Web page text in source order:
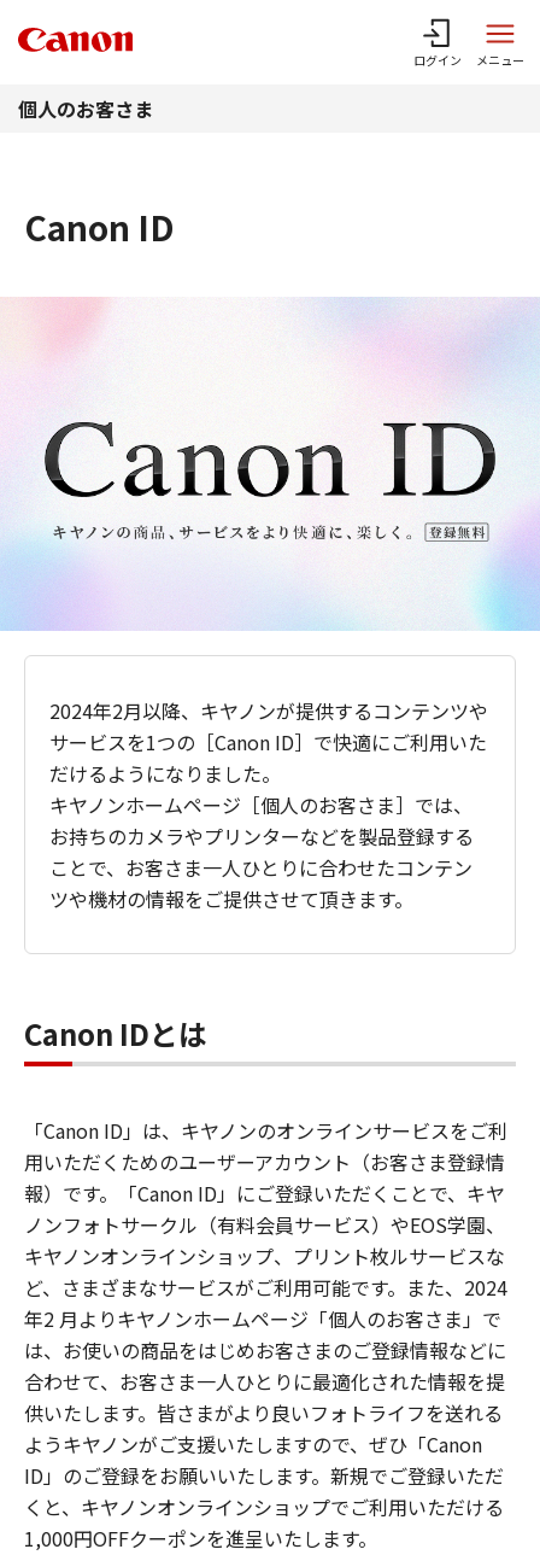
ログイン メニュー
個人のお客さま
Canon ID
2024年2月以降、キヤノンが提供するコンテンツや
サービスを1つの［Canon ID］で快適にご利用いた
だけるようになりました。
キヤノンホームページ［個人のお客さま］では、
お持ちのカメラやプリンターなどを製品登録する
ことで、お客さま一人ひとりに合わせたコンテン
ツや機材の情報をご提供させて頂きます。
Canon IDとは
「Canon ID」は、キヤノンのオンラインサービスをご利
用いただくためのユーザーアカウント（お客さま登録情
報）です。「Canon ID」にご登録いただくことで、キヤ
ノンフォトサークル（有料会員サービス）やEOS学園、
キヤノンオンラインショップ、プリント枚ルサービスな
ど、さまざまなサービスがご利用可能です。また、2024
年2 月よりキヤノンホームページ「個人のお客さま」で
は、お使いの商品をはじめお客さまのご登録情報などに
合わせて、お客さま一人ひとりに最適化された情報を提
供いたします。皆さまがより良いフォトライフを送れる
ようキヤノンがご支援いたしますので、ぜひ「Canon
ID」のご登録をお願いいたします。新規でご登録いただ
くと、キヤノンオンラインショップでご利用いただける
1,000円OFFクーポンを進呈いたします。